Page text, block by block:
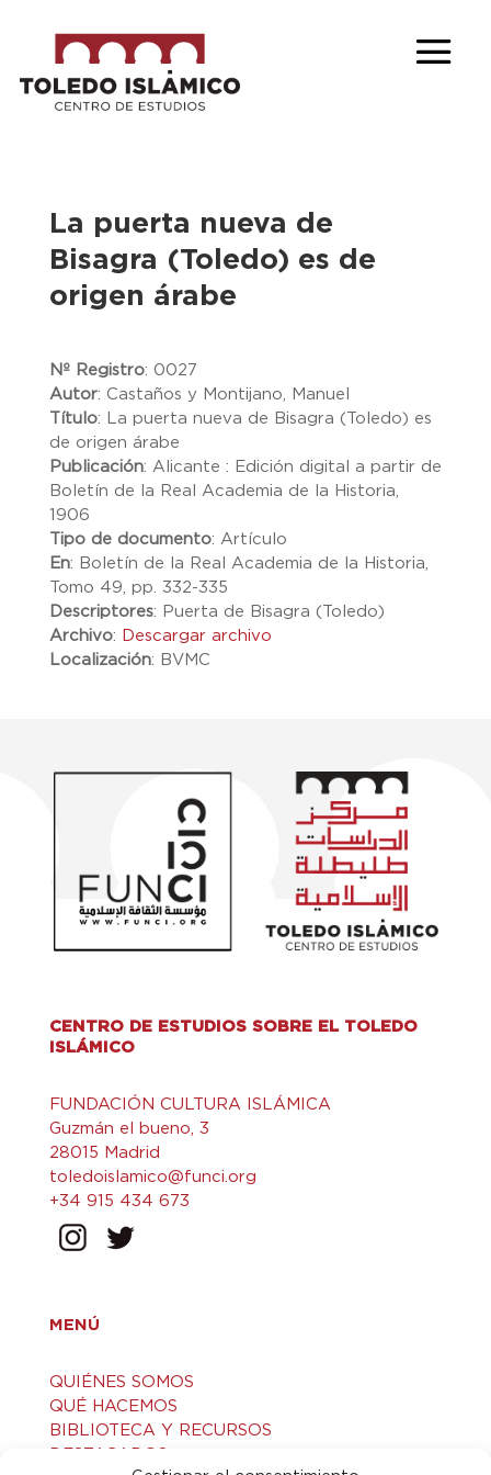
La puerta nueva de
Bisagra (Toledo) es de
origen árabe
Nº Registro: 0027
Autor: Castaños y Montijano, Manuel
Título: La puerta nueva de Bisagra (Toledo) es
de origen árabe
Publicación: Alicante : Edición digital a partir de
Boletín de la Real Academia de la Historia,
1906
Tipo de documento: Artículo
En: Boletín de la Real Academia de la Historia,
Tomo 49, pp. 332-335
Descriptores: Puerta de Bisagra (Toledo)
Archivo: Descargar archivo
Localización: BVMC
CENTRO DE ESTUDIOS SOBRE EL TOLEDO
ISLÁMICO
FUNDACIÓN CULTURA ISLÁMICA
Guzmán el bueno, 3
28015 Madrid
toledoislamico@funci.org
+34 915 434 673
MENÚ
QUIÉNES SOMOS
QUÉ HACEMOS
BIBLIOTECA Y RECURSOS
DESTACADOS